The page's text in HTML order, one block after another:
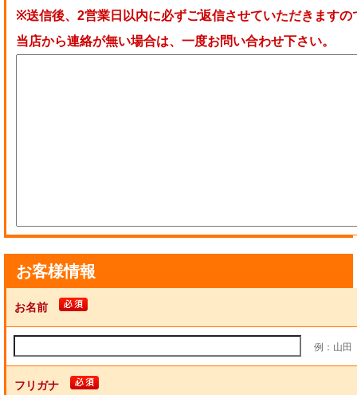
※送信後、2営業日以内に必ずご返信させていただきますの
当店から連絡が無い場合は、一度お問い合わせ下さい。
お客様情報
お名前
例：山
フリガナ